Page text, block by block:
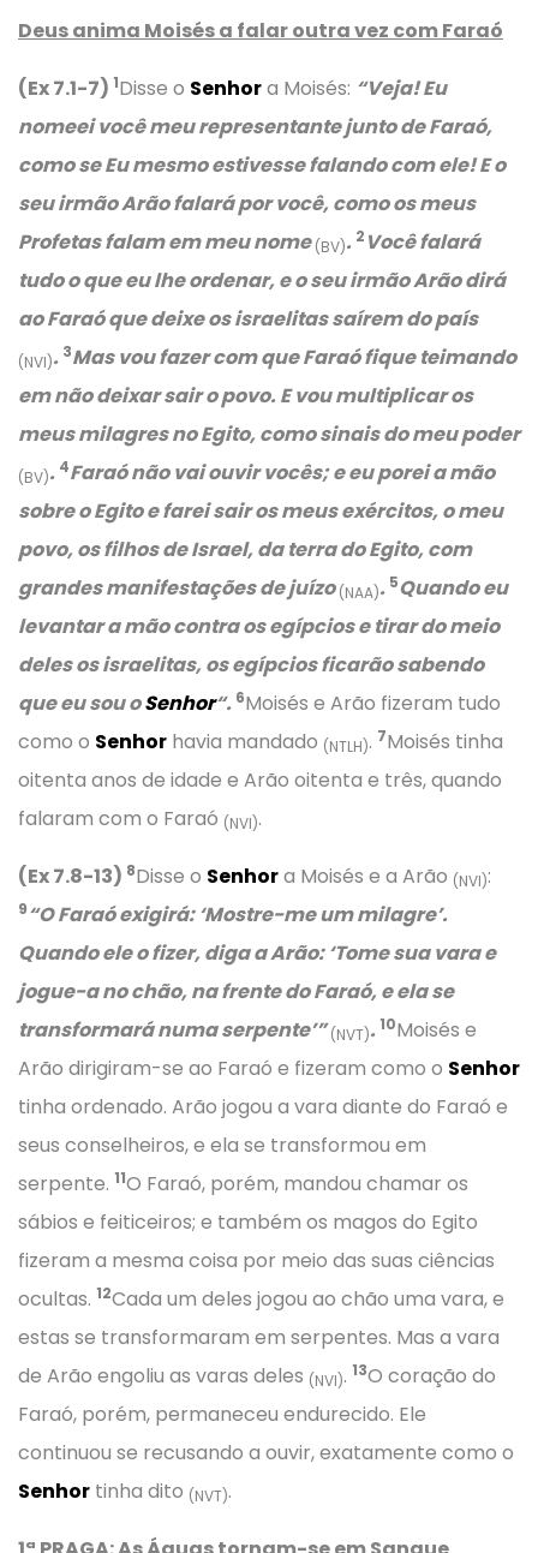
Deus anima Moisés a falar outra vez com Faraó
(Ex 7.1-7) 1Disse o Senhora Moisés: “Veja! Eu
nomeei você meu representante junto de Faraó,
como se Eu mesmo estivesse falando com ele! E o
seu irmão Arão falará por você, como os meus
Profetas falam em meu nome(BV). 2 Você falará
tudo o que eu lhe ordenar, e o seu irmão Arão dirá
ao Faraó que deixe os israelitas saírem do país
(NVI). 3Mas vou fazer com que Faraó fique teimando
em não deixar sair o povo. E vou multiplicar os
meus milagres no Egito, como sinais do meu poder
(BV). 4Faraó não vai ouvir vocês; e eu porei a mão
sobre o Egito e farei sair os meus exércitos, o meu
povo, os filhos de Israel, da terra do Egito, com
grandes manifestações de juízo(NAA). 5Quando eu
levantar a mão contra os egípcios e tirar do meio
deles os israelitas, os egípcios ficarão sabendo
que eu sou oSenhor“. 6Moisés e Arão fizeram tudo
como o Senhor havia mandado (NTLH). 7Moisés tinha
oitenta anos de idade e Arão oitenta e três, quando
falaram com o Faraó (NVI).
(Ex 7.8-13) 8Disse o Senhora Moisés e a Arão (NVI):
9“O Faraó exigirá: ‘Mostre-me um milagre’.
Quando ele o fizer, diga a Arão: ‘Tome sua vara e
jogue-a no chão, na frente do Faraó, e ela se
transformará numa serpente’”(NVT).10Moisés e
Arão dirigiram-se ao Faraó e fizeram como o Senhor
tinha ordenado. Arão jogou a vara diante do Faraó e
seus conselheiros, e ela se transformou em
serpente. 11O Faraó, porém, mandou chamar os
sábios e feiticeiros; e também os magos do Egito
fizeram a mesma coisa por meio das suas ciências
ocultas. 12Cada um deles jogou ao chão uma vara, e
estas se transformaram em serpentes. Mas a vara
de Arão engoliu as varas deles (NVI). 13O coração do
Faraó, porém, permaneceu endurecido. Ele
continuou se recusando a ouvir, exatamente como o
Senhor tinha dito (NVT).